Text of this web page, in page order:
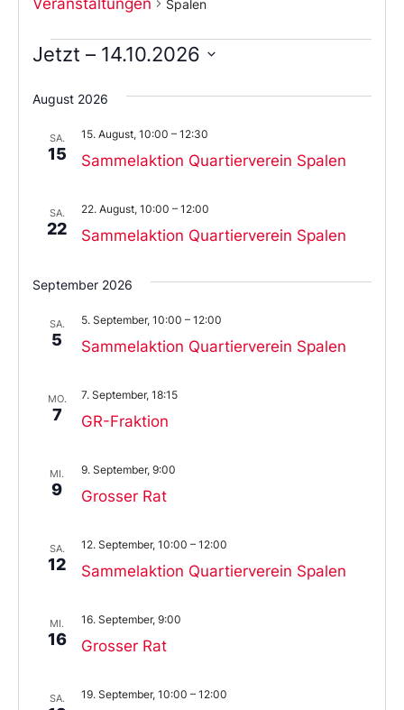
Spalen
Jetzt – 14.10.2026
Sie
das
aus.
August 2026
SA.
15 Sammelaktion Quartierverein Spalen
15. August, 10:00 – 12:30
SA.
22 Sammelaktion Quartierverein Spalen
22. August, 10:00 – 12:00
September 2026
SA.
5 Sammelaktion Quartierverein Spalen
5. September, 10:00 – 12:00
MO.
7 GR-Fraktion
7. September, 18:15
MI.
9 Grosser Rat
9. September, 9:00
SA.
12 Sammelaktion Quartierverein Spalen
12. September, 10:00 – 12:00
MI.
16 Grosser Rat
16. September, 9:00
SA. 19. September, 10:00 – 12:00